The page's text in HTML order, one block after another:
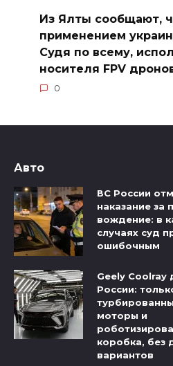
Из Ялты сообщают,
применением
Судя по всему,
носителя FPV
0
Авто
ВС России
наказание за
вождение: в
случаях суд
ошибочным
Geely Coolray
России:
моторы и
коробка, без
вариантов